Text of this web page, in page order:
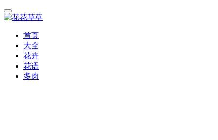
首页
大全
花卉
花语
多肉